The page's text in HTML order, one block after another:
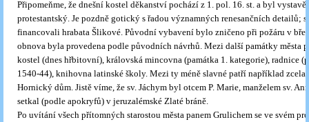
Připomeňme, že dnešní kostel děkanství pochází z 1. pol. 16. st. a byl
protestantský. Je pozdně gotický s řadou významných renesančních detailů;
financovali hrabata Šlikové. Původní vybavení bylo zničeno při požáru v
obnova byla provedena podle původních návrhů. Mezi další památky města
kostel (dnes hřbitovní), královská mincovna (památka 1. kategorie), radnice
1540-44), knihovna latinské školy. Mezi ty méně slavné patří například zcela
Hornický dům. Jistě víme, že sv. Jáchym byl otcem P. Marie, manželem sv.
setkal (podle apokryfů) v jeruzalémské Zlaté bráně.
Po uvítání všech přítomných starostou města panem Grulichem se ve svém